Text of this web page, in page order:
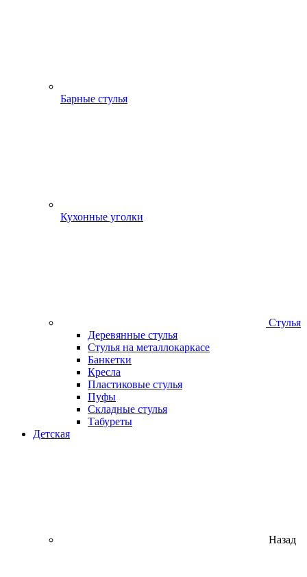
Барные стулья
Кухонные уголки
Стулья
Деревянные стулья
Стулья на металлокаркасе
Банкетки
Кресла
Пластиковые стулья
Пуфы
Складные стулья
Табуреты
Детская
Назад